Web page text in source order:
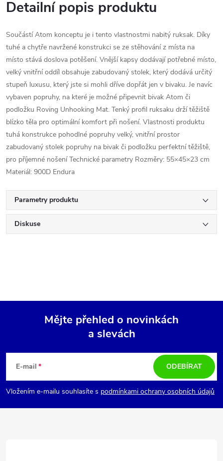
Detailní popis produktu
Součástí Atom konceptu je i tento vlastnostmi nabitý ruksak. Díky
tuhé a chytře navržené konstrukci se ze stěhování z místa na
místo stává doslova potěšení. Vnější kapsy dodávají potřebné místo,
velký vnitřní oddíl obsahuje zabudovaný stolek, který dodává určitý
stupeň luxusu, který jste si mohli dříve dopřát jen v bivaku. Je navíc
vybaven popruhy, na které je možné připevnit bivak Atom či
podložku Roving Unhooking Mat. Tenký profil ruksaku drží těžiště
blízko těla pro optimální komfort při nošení. Vlastnosti produktu
tuhá konstrukce pohodlné popruhy velký, vnitřní prostor
zabudovaný stolek popruhy na bivak či podložku perfektní těžiště,
pro příjemné nošení Technické parametry Rozměry: 55×45×23 cm
Materiál: 900D Endura
Parametry produktu
Diskuse
p
a
Mějte přehled o novinkách
a slevách
E-mail
Vložením e-mailu souhlasíte s podmínkami ochrany osobních údajů
ODEBÍRAT